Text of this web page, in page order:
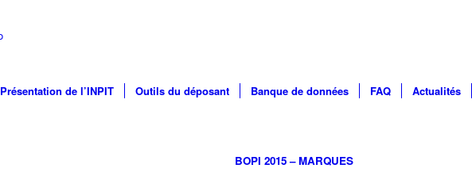
Présentation de l’INPIT Outils du déposant Banque de données FAQ Actualités
BOPI 2015 – MARQUES